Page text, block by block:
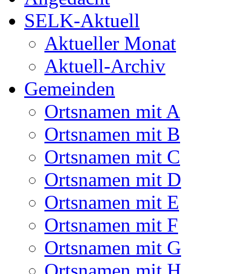
SELK-Aktuell
Aktueller Monat
Aktuell-Archiv
Gemeinden
Ortsnamen mit A
Ortsnamen mit B
Ortsnamen mit C
Ortsnamen mit D
Ortsnamen mit E
Ortsnamen mit F
Ortsnamen mit G